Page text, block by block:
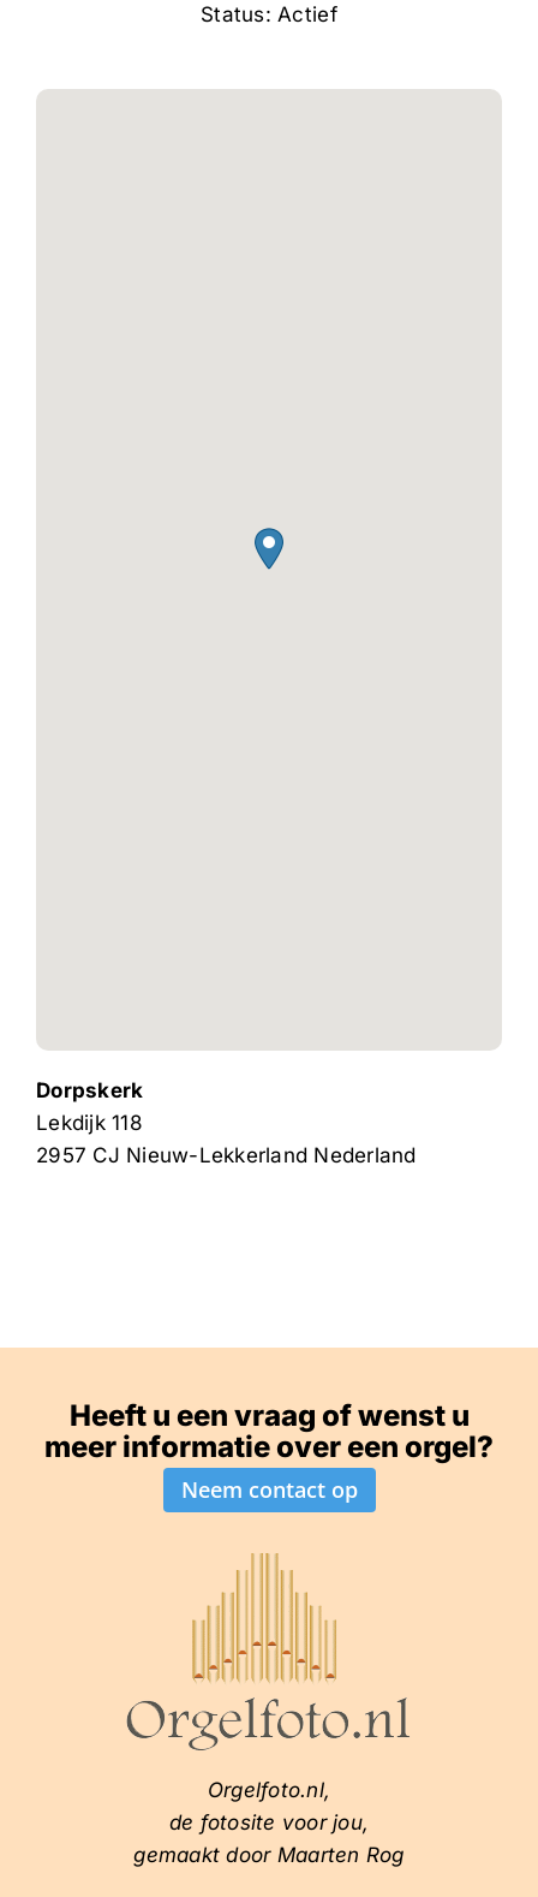
Status: Actief
Dorpskerk
Lekdijk 118
2957 CJ Nieuw-Lekkerland Nederland
Heeft u een vraag of wenst u
meer informatie over een orgel?
Neem contact op
Orgelfoto.nl,
de fotosite voor jou,
gemaakt door Maarten Rog